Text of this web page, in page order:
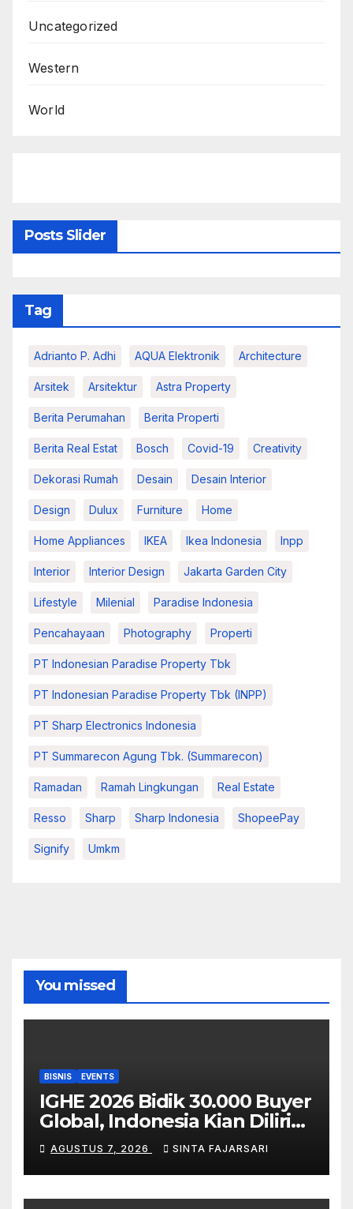
Uncategorized
Western
World
Posts Slider
Tag
Adrianto P. Adhi AQUA Elektronik Architecture
Arsitek Arsitektur Astra Property
Berita Perumahan Berita Properti
Berita Real Estat Bosch Covid-19 Creativity
Dekorasi Rumah Desain Desain Interior
Design Dulux Furniture Home
Home Appliances IKEA Ikea Indonesia Inpp
Interior Interior Design Jakarta Garden City
Lifestyle Milenial Paradise Indonesia
Pencahayaan Photography Properti
PT Indonesian Paradise Property Tbk
PT Indonesian Paradise Property Tbk (INPP)
PT Sharp Electronics Indonesia
PT Summarecon Agung Tbk. (Summarecon)
Ramadan Ramah Lingkungan Real Estate
Resso Sharp Sharp Indonesia ShopeePay
Signify Umkm
You missed
BISNIS EVENTS
IGHE 2026 Bidik 30.000 Buyer
Global, Indonesia Kian Dilirik
sebagai Pasar Strategis
Industri Housewares ASEAN
AGUSTUS 7, 2026 SINTA FAJARSARI